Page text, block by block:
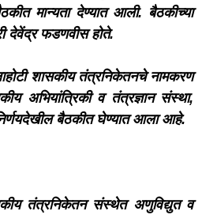
मान्यता देण्यात आली. बैठकीच्या
देवेंद्र फडणवीस होते.
शासकीय तंत्रनिकेतनचे नामकरण
अभियांत्रिकी व तंत्रज्ञान संस्था,
बैठकीत घेण्यात आला आहे.
तंत्रनिकेतन संस्थेत अणुविद्युत व